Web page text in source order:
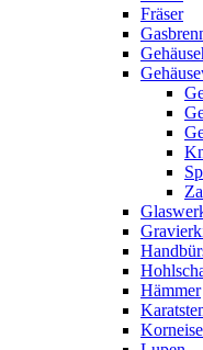
Fräser
Hämmer